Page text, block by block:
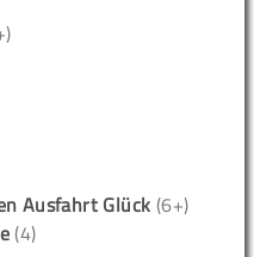
Ausfahrt Glück (6+)
(4)